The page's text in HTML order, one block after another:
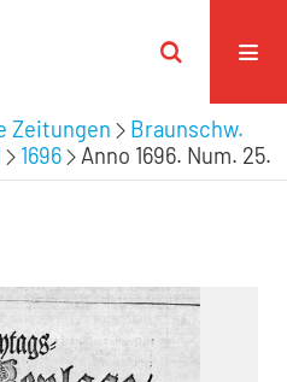
Zeitungen
Braunschw.
1696 Anno 1696. Num. 25.